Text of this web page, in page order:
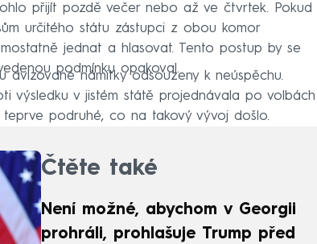
přijít pozdě večer nebo až ve čtvrtek. Pokud
určitého státu zástupci z obou komor
jednat a hlasovat. Tento postup by se
podmínku opakoval.
avizované námitky odsouzeny k neúspěchu.
výsledku v jistém státě projednávala po volbách
podruhé, co na takový vývoj došlo.
Čtěte také
Není možné, abychom v Georgii
prohráli, prohlašuje Trump před